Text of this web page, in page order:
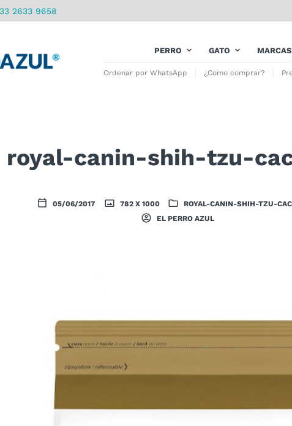
33 2633 9658
PERRO GATO MARCAS
Ordenar por WhatsApp ¿Como comprar?
royal-canin-shih-tzu-
05/06/2017 782 X 1000
ROYAL-CANIN-SHIH-TZU-
EL PERRO AZUL